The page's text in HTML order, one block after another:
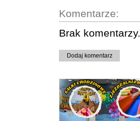
Komentarze:
Brak komentarzy.
Dodaj komentarz